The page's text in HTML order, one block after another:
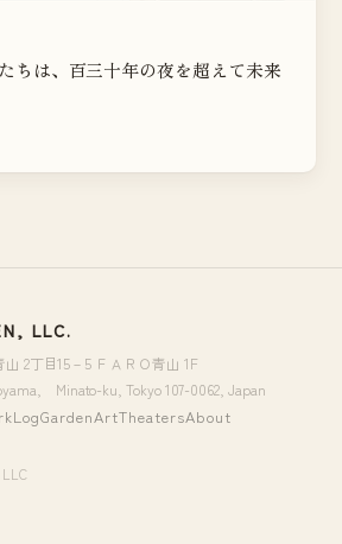
ちは、百三十年の夜を超えて未来
LLC.
2丁目15－5 ＦＡＲＯ青山 1F
Minato-ku, Tokyo 107-0062, Japan
GardenArtTheatersAbout
LLC